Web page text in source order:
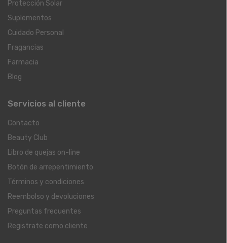
Protección Solar
Suplementos
Cuidado Personal
Fragancias
Farmacia
Blog
Servicios al cliente
Contacto
Beauty Club
Libro de quejas on-line
Botón de arrepentimiento
Términos y condiciones
Reembolso y devoluciones
Preguntas frecuentes
Registrate como cliente